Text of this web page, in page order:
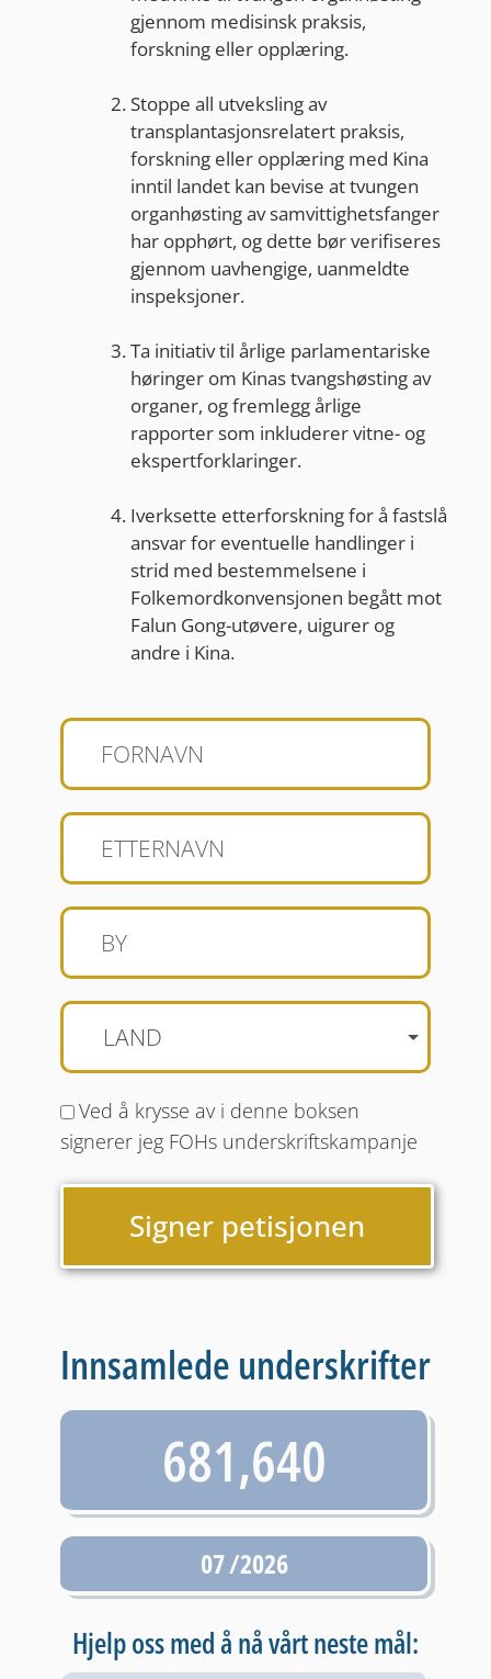
gjennom medisinsk praksis,
forskning eller opplæring.
Stoppe all utveksling av
transplantasjonsrelatert praksis,
forskning eller opplæring med Kina
inntil landet kan bevise at tvungen
organhøsting av samvittighetsfanger
har opphørt, og dette bør verifiseres
gjennom uavhengige, uanmeldte
inspeksjoner.
Ta initiativ til årlige parlamentariske
høringer om Kinas tvangshøsting av
organer, og fremlegg årlige
rapporter som inkluderer vitne- og
ekspertforklaringer.
Iverksette etterforskning for å fastslå
ansvar for eventuelle handlinger i
strid med bestemmelsene i
Folkemordkonvensjonen begått mot
Falun Gong-utøvere, uigurer og
andre i Kina.
LAND
Ved å krysse av i denne boksen
signerer jeg FOHs underskriftskampanje
Signer petisjonen
Innsamlede underskrifter
681,640
07 /2026
Hjelp oss med å nå vårt neste mål: